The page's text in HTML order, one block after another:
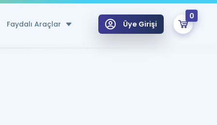
Faydalı Araçlar Üye Girişi
0